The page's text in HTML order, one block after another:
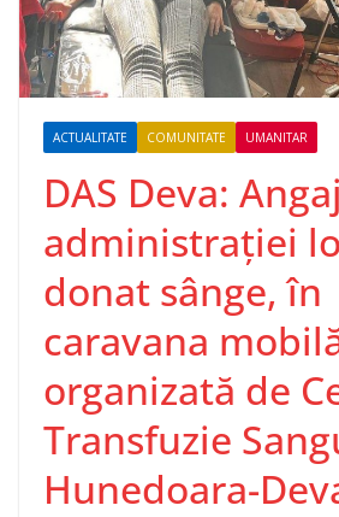
ACTUALITATE COMUNITATE UMANITAR
DAS Deva:
administrației
donat sânge, în
caravana
organizată de
Transfuzie
Hunedoara-